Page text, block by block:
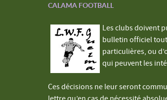
CALAMA FOOTBALL
Les clubs doivent
bulletin officiel
particulières, ou
qui peuvent les
Ces décisions ne leur seront